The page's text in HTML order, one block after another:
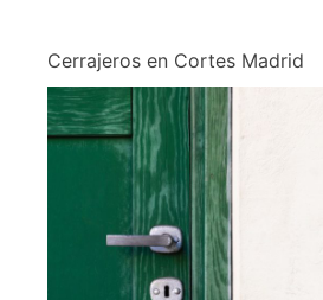
Cerrajeros en Cortes Madrid